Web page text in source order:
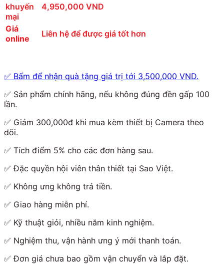
khuyến
mại
4,950,000 VND
Giá
online
Liên hệ để được giá tốt hơn
✅ Bấm để nhận quà tặng giá trị tới 3,500,000 VND.
✅ Sản phẩm chính hãng, nếu không đúng đền gấp 100
lần.
✅ Giảm 300,000đ khi mua kèm thiết bị Camera theo
dõi.
✅ Tích điểm 5% cho các đơn hàng sau.
✅ Đặc quyền hội viên thân thiết tại Sao Việt.
✅ Không ưng không trả tiền.
✅ Giao hàng miễn phí.
✅ Kỹ thuật giỏi, nhiều năm kinh nghiệm.
✅ Nghiệm thu, vận hành ưng ý mới thanh toán.
✅ Đơn giá chưa bao gồm vận chuyển và lắp đặt.